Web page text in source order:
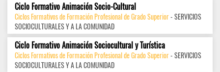
Ciclo Formativo Animación Socio-Cultural
Ciclos Formativos de Formación Profesional de Grado Superior- SERVICIOS
SOCIOCULTURALES Y A LA COMUNIDAD
Ciclo Formativo Animación Sociocultural y Turística
Ciclos Formativos de Formación Profesional de Grado Superior- SERVICIOS
SOCIOCULTURALES Y A LA COMUNIDAD